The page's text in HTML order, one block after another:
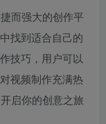
而强大的创作平
找到适合自己的
技巧，用户可以
视频制作充满热
启你的创意之旅